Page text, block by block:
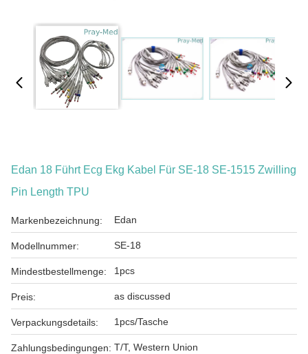
Edan 18 Führt Ecg Ekg Kabel Für SE-18 SE-1515 Zwilling
Pin Length TPU
Markenbezeichnung: Edan
Modellnummer: SE-18
Mindestbestellmenge: 1pcs
Preis: as discussed
Verpackungsdetails: 1pcs/Tasche
Zahlungsbedingungen: T/T, Western Union